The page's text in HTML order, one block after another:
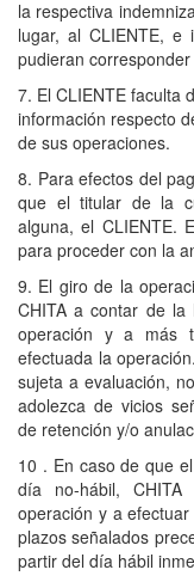
la respectiva
lugar, al CLIENTE, e
pudieran
7. El CLIENTE faculta
información respecto
de sus operaciones.
8. Para efectos del
que el titular de la
alguna, el CLIENTE.
para proceder con la
9. El giro de la
CHITA a contar de
operación y a más
efectuada la
sujeta a evaluación,
adolezca de vicios
de retención y/o
10 . En caso de que
día no-hábil,
operación y a
plazos señalados
partir del día hábil